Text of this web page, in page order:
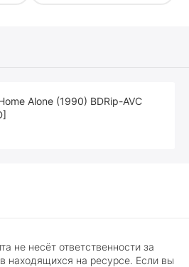
Alone (1990) BDRip-AVC
не несёт ответственности за
находящихся на ресурсе. Если вы